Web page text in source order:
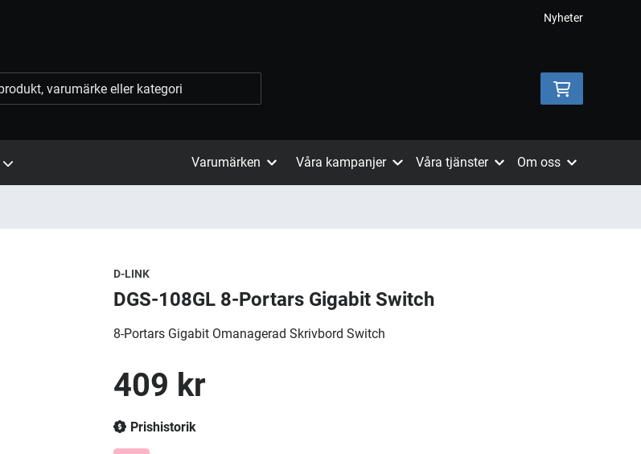
Nyheter
Varumärken Våra kampanjer Våra tjänster Om oss
D-LINK
DGS-108GL 8-Portars Gigabit Switch
8-Portars Gigabit Omanagerad Skrivbord Switch
409 kr
Prishistorik